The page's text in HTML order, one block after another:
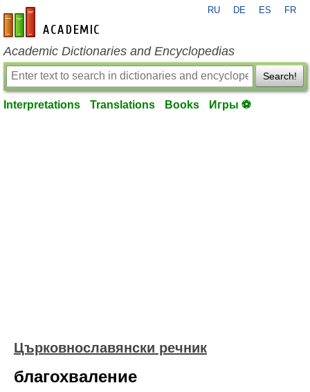
en-academic.com
RU DE ES FR
Academic Dictionaries and Encyclopedias
Search!
Interpretations Translations Books Игры ⚽
Църковнославянски речник
благохваление